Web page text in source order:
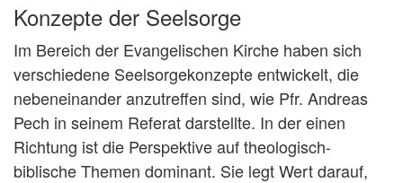
Konzepte der Seelsorge
Im Bereich der Evangelischen Kirche haben sich
verschiedene Seelsorgekonzepte entwickelt, die
nebeneinander anzutreffen sind, wie Pfr. Andreas
Pech in seinem Referat darstellte. In der einen
Richtung ist die Perspektive auf theologisch-
biblische Themen dominant. Sie legt Wert darauf,